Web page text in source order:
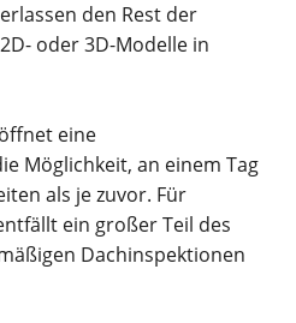
den Rest der
oder 3D-Modelle in
eine
Möglichkeit, an einem Tag
als je zuvor. Für
ein großer Teil des
Dachinspektionen